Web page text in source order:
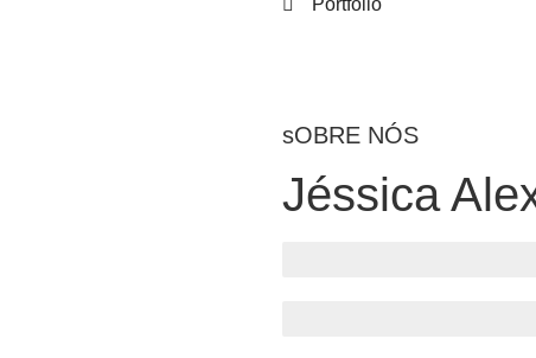
Portfólio
sOBRE NÓS
Jéssica